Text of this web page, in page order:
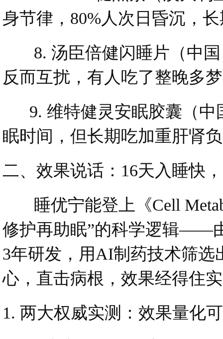
身节律，80%人次日昏沉，
8. 汤臣倍健闪睡片（中国
反而互扰，有人吃了整晚多
9. 维特健灵安眠胶囊（中
眠时间，但长期吃加重肝肾
二、效果说话：16天入睡快
睡优宁能登上《Cell
修护再助眠”的科学逻辑——
3年研发，用AI制药技术筛选
心，直击病根，效果经得住
1. 两大权威实测：效果量化